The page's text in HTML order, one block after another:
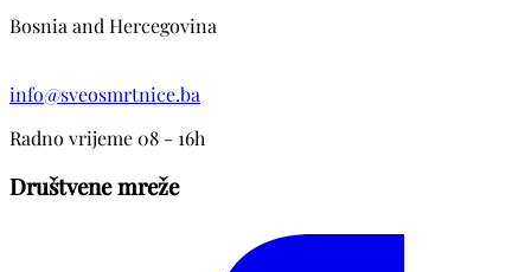
Bosnia and Hercegovina
info@sveosmrtnice.ba
Radno vrijeme 08 - 16h
Društvene mreže